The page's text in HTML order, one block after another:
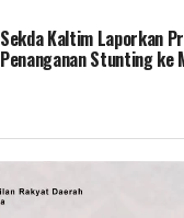
Sekda Kaltim Laporkan
Penanganan Stunting ke